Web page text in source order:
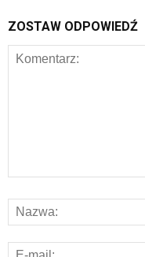
ZOSTAW ODPOWIEDŹ